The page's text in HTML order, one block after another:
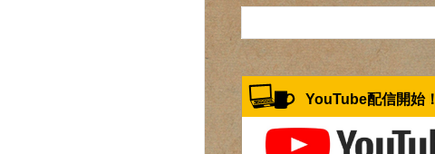
YouTube配信開始！